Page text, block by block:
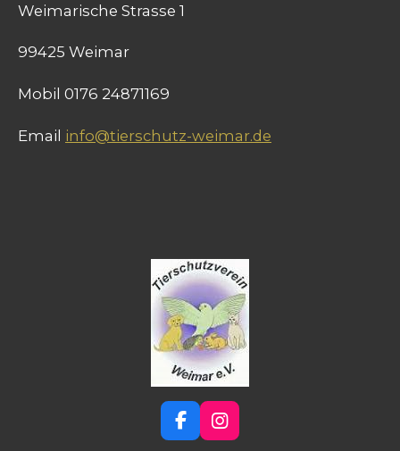
Weimarische Strasse 1
99425 Weimar
Mobil 0176 24871169
Email info@tierschutz-weimar.de
F
a
I
n